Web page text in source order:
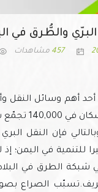
والطُّرق في
457 مشاهدات
أحد أهم وسائل النقل
من 70%
فإن النقل
شبكة الطرق في
الصراع